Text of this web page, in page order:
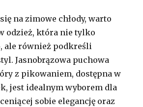
na zimowe chłody, warto
odzież, która nie tylko
ale również podkreśli
Jasnobrązowa puchowa
z pikowaniem, dostępna w
jest idealnym wyborem dla
sobie elegancję oraz